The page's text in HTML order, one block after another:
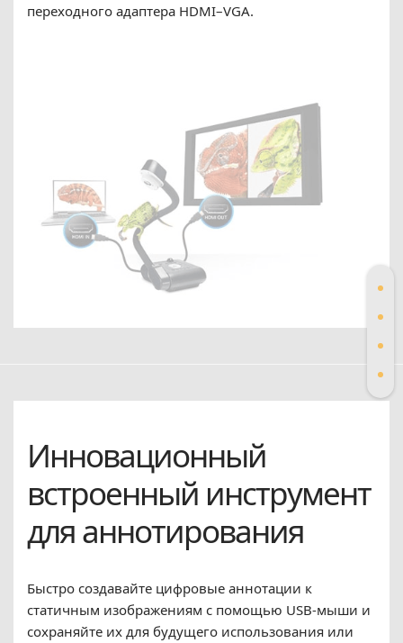
переходного адаптера HDMI–VGA.
Инновационный
встроенный инструмент
для аннотирования
Быстро создавайте цифровые аннотации к
статичным изображениям с помощью USB-мыши и
сохраняйте их для будущего использования или